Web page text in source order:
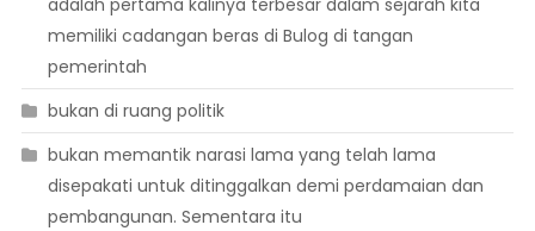
adalah pertama kalinya terbesar dalam sejarah kita
memiliki cadangan beras di Bulog di tangan
pemerintah
bukan di ruang politik
bukan memantik narasi lama yang telah lama
disepakati untuk ditinggalkan demi perdamaian dan
pembangunan. Sementara itu